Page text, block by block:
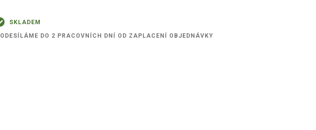
SKLADEM
ODESÍLÁME DO 2 PRACOVNÍCH DNÍ OD ZAPLACENÍ OBJEDNÁVKY